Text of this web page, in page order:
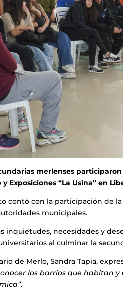
merlenses
Exposiciones “La Usina” en
con la participación de la
municipales.
inquietudes, necesidades y
al culminar la
de Merlo, Sandra Tapia,
los barrios que habitan
.